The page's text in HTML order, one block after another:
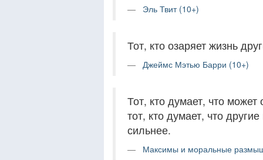
Эль Твит (10+)
Тот, кто озаряет жизнь
Джеймс Мэтью Барри (10+)
Тот, кто думает, что
тот, кто думает, что
сильнее.
Максимы и моральные